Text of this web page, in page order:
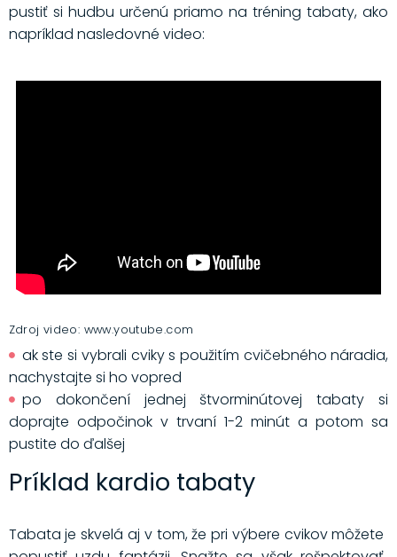
pustiť si hudbu určenú priamo na tréning tabaty, ako
napríklad nasledovné video:
Zdroj video: www.youtube.com
ak ste si vybrali cviky s použitím cvičebného náradia,
nachystajte si ho vopred
po dokončení jednej štvorminútovej tabaty si
doprajte odpočinok v trvaní 1-2 minút a potom sa
pustite do ďalšej
Príklad kardio tabaty
Tabata je skvelá aj v tom, že pri výbere cvikov môžete